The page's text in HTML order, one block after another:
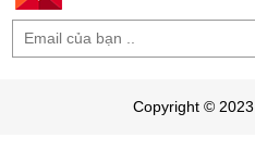
Copyright ©